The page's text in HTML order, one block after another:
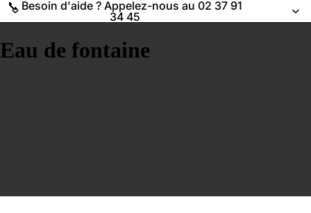
📞 Besoin d'aide ? Appelez-nous au 02 37 91
34 45
Eau de fontaine